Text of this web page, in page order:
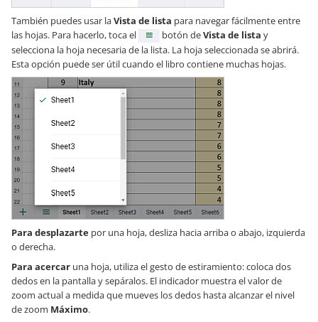
También puedes usar laVista de lista para navegar fácilmente entre
las hojas. Para hacerlo, toca el
botón deVista de lista y
selecciona la hoja necesaria de la lista. La hoja seleccionada se abrirá.
Esta opción puede ser útil cuando el libro contiene muchas hojas.
Para desplazarte por una hoja, desliza hacia arriba o abajo, izquierda
o derecha.
Para acercar una hoja, utiliza el gesto de estiramiento: coloca dos
dedos en la pantalla y sepáralos. El indicador muestra el valor de
zoom actual a medida que mueves los dedos hasta alcanzar el nivel
de zoom Máximo.